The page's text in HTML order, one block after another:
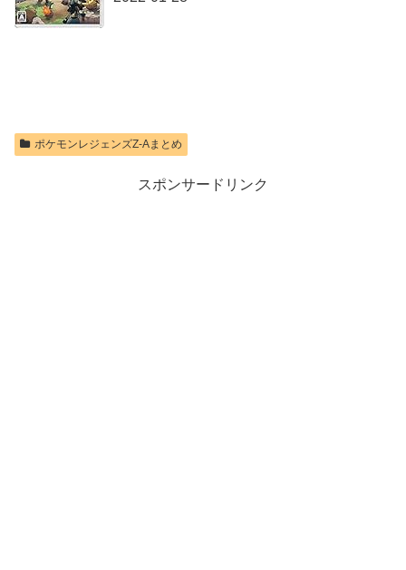
ポケモンレジェンズZ-Aまとめ
スポンサードリンク